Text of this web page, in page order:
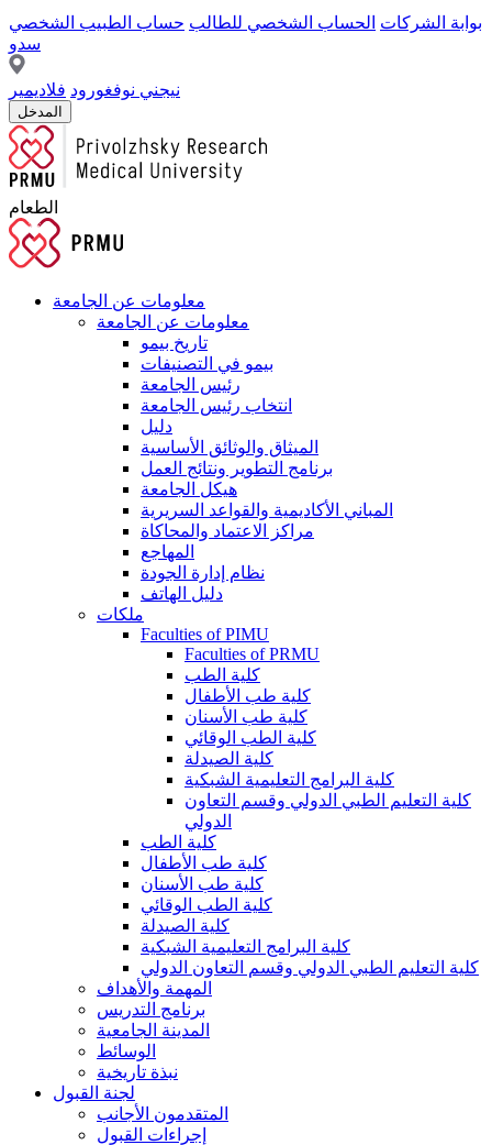
بوابة الشركات الحساب الشخصي للطالب حساب الطبيب الشخصي
سدو
نيجني نوفغورود فلاديمير
المدخل
الطعام
معلومات عن الجامعة
معلومات عن الجامعة
تاريخ بيمو
بيمو في التصنيفات
رئيس الجامعة
انتخاب رئيس الجامعة
دليل
الميثاق والوثائق الأساسية
برنامج التطوير ونتائج العمل
هيكل الجامعة
المباني الأكاديمية والقواعد السريرية
مراكز الاعتماد والمحاكاة
المهاجع
نظام إدارة الجودة
دليل الهاتف
ملكات
Faculties of PIMU
Faculties of PRMU
كلية الطب
كلية طب الأطفال
كلية طب الأسنان
كلية الطب الوقائي
كلية الصيدلة
كلية البرامج التعليمية الشبكية
كلية التعليم الطبي الدولي وقسم التعاون
الدولي
كلية الطب
كلية طب الأطفال
كلية طب الأسنان
كلية الطب الوقائي
كلية الصيدلة
كلية البرامج التعليمية الشبكية
كلية التعليم الطبي الدولي وقسم التعاون الدولي
المهمة والأهداف
برنامج التدريس
المدينة الجامعية
الوسائط
نبذة تاريخية
لجنة القبول
المتقدمون الأجانب
إجراءات القبول